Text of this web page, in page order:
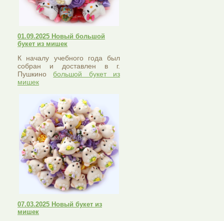
01.09.2025 Новый большой
букет из мишек
К началу учебного года был
собран и доставлен в г.
Пушкинобольшой букет из
мишек
07.03.2025 Новый букет из
мишек